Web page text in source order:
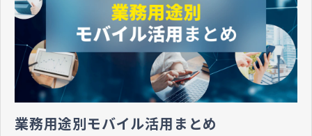
業務用途別モバイル活用まとめ